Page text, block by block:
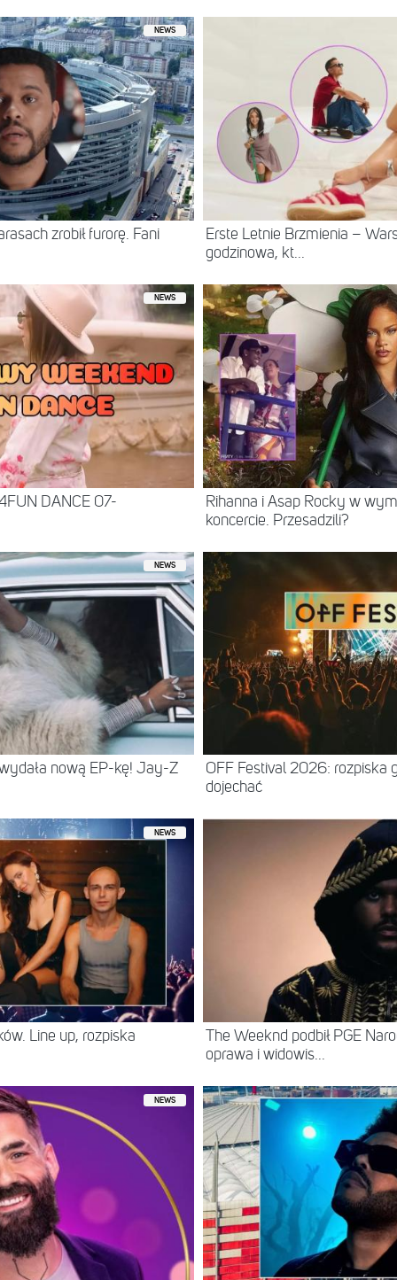
NEWS
zrobił furorę. Fani
Erste Letnie Brzmienia –
godzinowa, kt...
NEWS
DANCE 07-
Rihanna i Asap Rocky w
koncercie. Przesadzili?
NEWS
nową EP-kę! Jay-Z
OFF Festival 2026: rozpiska
dojechać
NEWS
Line up, rozpiska
The Weeknd podbił PGE
oprawa i widowis...
NEWS